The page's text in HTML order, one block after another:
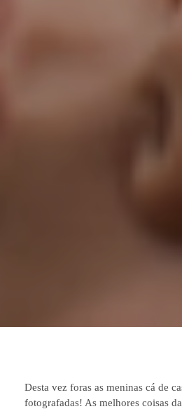
Desta vez foras as meninas cá de
fotografadas! As melhores coisas